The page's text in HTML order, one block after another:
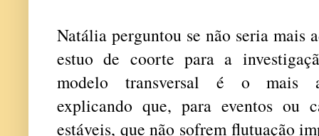
Natália perguntou se não seria mais
estuo de coorte para a
modelo transversal é o mais
explicando que, para eventos ou
estáveis, que não sofrem flutuação